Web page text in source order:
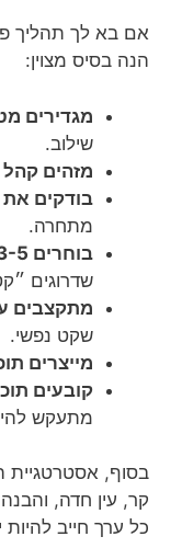
אם בא לך תהליך
הנה בסיס מצוין:
מגדירים
שילוב.
מזהים קהל
בודקים
מתחרה.
בוחרים 3-5 מהלכים מנצחים
שדרוגים
מתקצבים
שקט נפשי.
מייצרים
קובעים
מתעקש
בסוף,
קר, עין חדה,
כל ערך חייב להיות